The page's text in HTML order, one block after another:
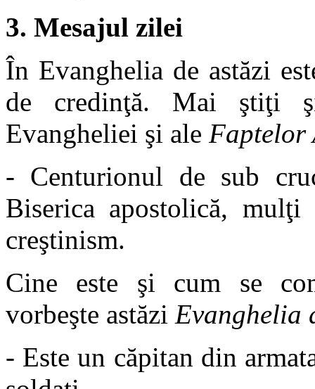
3. Mesajul zilei
În Evanghelia de astăzi
de credinţă. Mai ştiţi
Evangheliei şi ale Faptelor
- Centurionul de sub
Biserica apostolică,
creştinism.
Cine este şi cum se
vorbeşte astăzi Evanghelia
- Este un căpitan din